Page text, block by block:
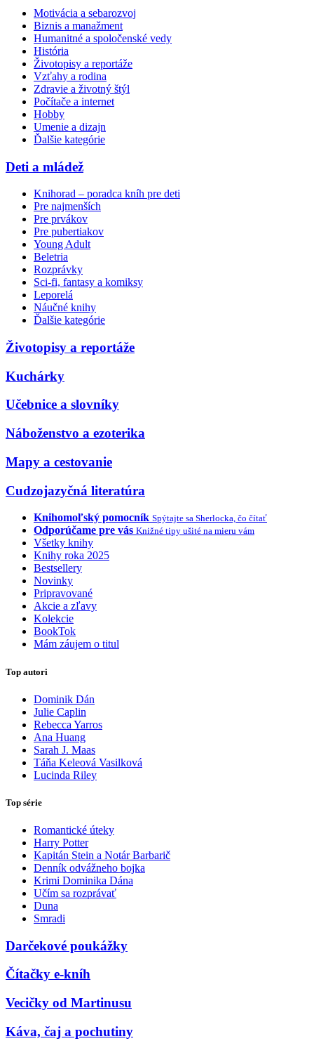
Motivácia a sebarozvoj
Biznis a manažment
Humanitné a spoločenské vedy
História
Životopisy a reportáže
Vzťahy a rodina
Zdravie a životný štýl
Počítače a internet
Hobby
Umenie a dizajn
Ďalšie kategórie
Deti a mládež
Knihorad – poradca kníh pre deti
Pre najmenších
Pre prvákov
Pre pubertiakov
Young Adult
Beletria
Rozprávky
Sci-fi, fantasy a komiksy
Leporelá
Náučné knihy
Ďalšie kategórie
Životopisy a reportáže
Kuchárky
Učebnice a slovníky
Náboženstvo a ezoterika
Mapy a cestovanie
Cudzojazyčná literatúra
Knihomoľský pomocník Spýtajte sa Sherlocka, čo čítať
Odporúčame pre vás Knižné tipy ušité na mieru vám
Všetky knihy
Knihy roka 2025
Bestsellery
Novinky
Pripravované
Akcie a zľavy
Kolekcie
BookTok
Mám záujem o titul
Top autori
Dominik Dán
Julie Caplin
Rebecca Yarros
Ana Huang
Sarah J. Maas
Táňa Keleová Vasilková
Lucinda Riley
Top série
Romantické úteky
Harry Potter
Kapitán Stein a Notár Barbarič
Denník odvážneho bojka
Krimi Dominika Dána
Učím sa rozprávať
Duna
Smradi
Darčekové poukážky
Čítačky e-kníh
Vecičky od Martinusu
Káva, čaj a pochutiny